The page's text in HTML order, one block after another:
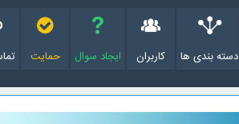
دسته بندی ها کاربران ایجاد سوال حمایت